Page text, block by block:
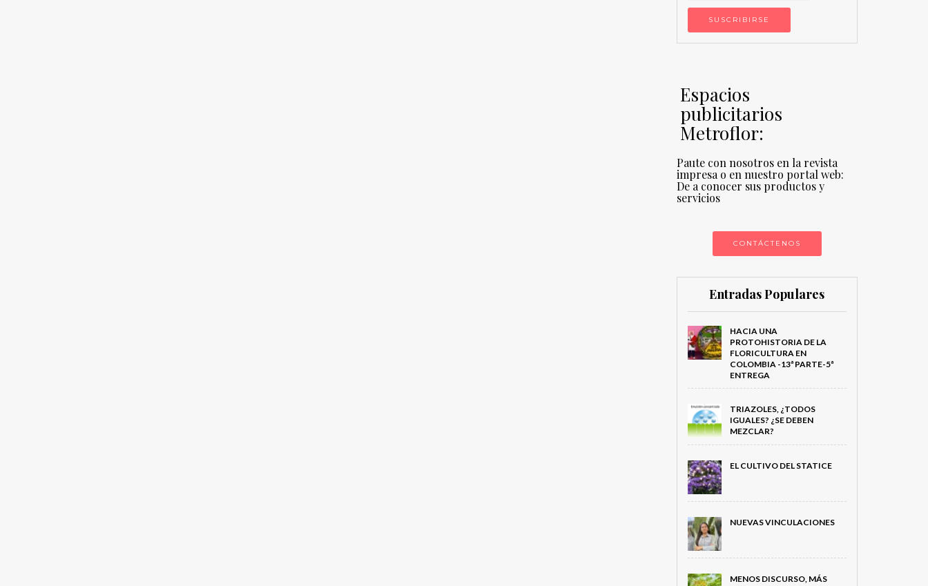
Espacios
publicitarios
Metroflor:
Paute con nosotros en la revista
impresa o en nuestro portal web:
De a conocer sus productos y
servicios
CONTÁCTENOS
Entradas Populares
HACIA UNA
PROTOHISTORIA DE LA
FLORICULTURA EN
COLOMBIA -13ª PARTE-5ª
ENTREGA
TRIAZOLES, ¿TODOS
IGUALES? ¿SE DEBEN
MEZCLAR?
EL CULTIVO DEL STATICE
NUEVAS VINCULACIONES
MENOS DISCURSO, MÁS